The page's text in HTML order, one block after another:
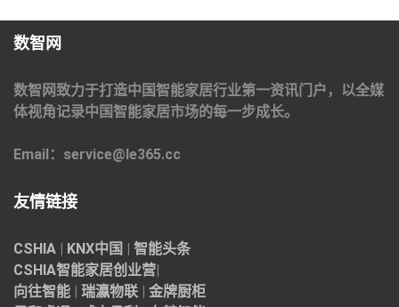
数智网
数智网致力于打造中国智能家居行业第一资讯门户，以全媒
体视角记录中国智能家居市场的每一步成长。
Email：service@le365.cc
友情链接
CSHIA | KNX中国 | 智能头条
CSHIA智能家居创业营|
向往智能 | 瑞瀛物联 | 金牌厨柜